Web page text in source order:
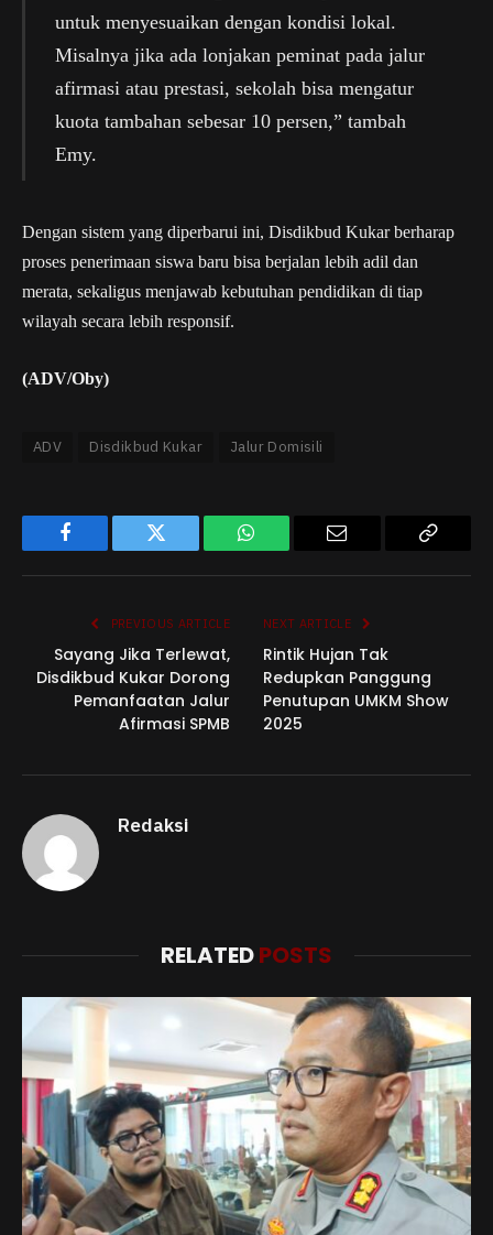
untuk menyesuaikan dengan kondisi lokal.
Misalnya jika ada lonjakan peminat pada jalur
afirmasi atau prestasi, sekolah bisa mengatur
kuota tambahan sebesar 10 persen,” tambah
Emy.
Dengan sistem yang diperbarui ini, Disdikbud Kukar berharap
proses penerimaan siswa baru bisa berjalan lebih adil dan
merata, sekaligus menjawab kebutuhan pendidikan di tiap
wilayah secara lebih responsif.
(ADV/Oby)
ADV Disdikbud Kukar Jalur Domisili
Facebook Twitter WhatsApp Email
Copy
PREVIOUS ARTICLE
Sayang Jika Terlewat,
Disdikbud Kukar Dorong
Pemanfaatan Jalur
Afirmasi SPMB
NEXT ARTICLE
Rintik Hujan Tak
Redupkan Panggung
Penutupan UMKM Show
2025
Redaksi
RELATEDPOSTS